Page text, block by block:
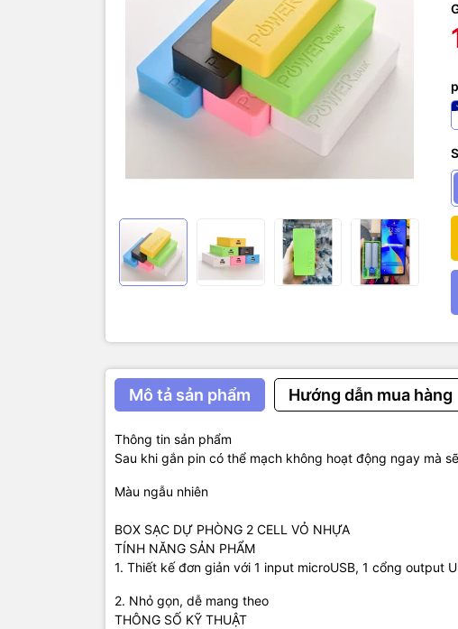
Mô tả sản phẩm Hướng dẫn mua hàng
Thông tin sản phẩm
Sau khi gắn pin có thể mạch không hoạt động ngay mà
Màu ngẫu nhiên
BOX SẠC DỰ PHÒNG 2 CELL VỎ NHỰA
TÍNH NĂNG SẢN PHẨM
1. Thiết kế đơn giản với 1 input microUSB, 1 cổng output
2. Nhỏ gọn, dễ mang theo
THÔNG SỐ KỸ THUẬT
Thông tin sản phẩm
Sau khi gắn pin có
sạc.
Màu ngẫu nhiên
BOX SẠC DỰ
TÍNH NĂNG SẢN
1. Thiết kế đơn
2. Nhỏ gọn, dễ
THÔNG SỐ KỸ
1. Điện áp đầu vào:
2. Điện áp đầu ra: 5v
6. Kích thước: 95 x
Lưu ý: Lắp đúng pin
- Không để gần các
của môi trường